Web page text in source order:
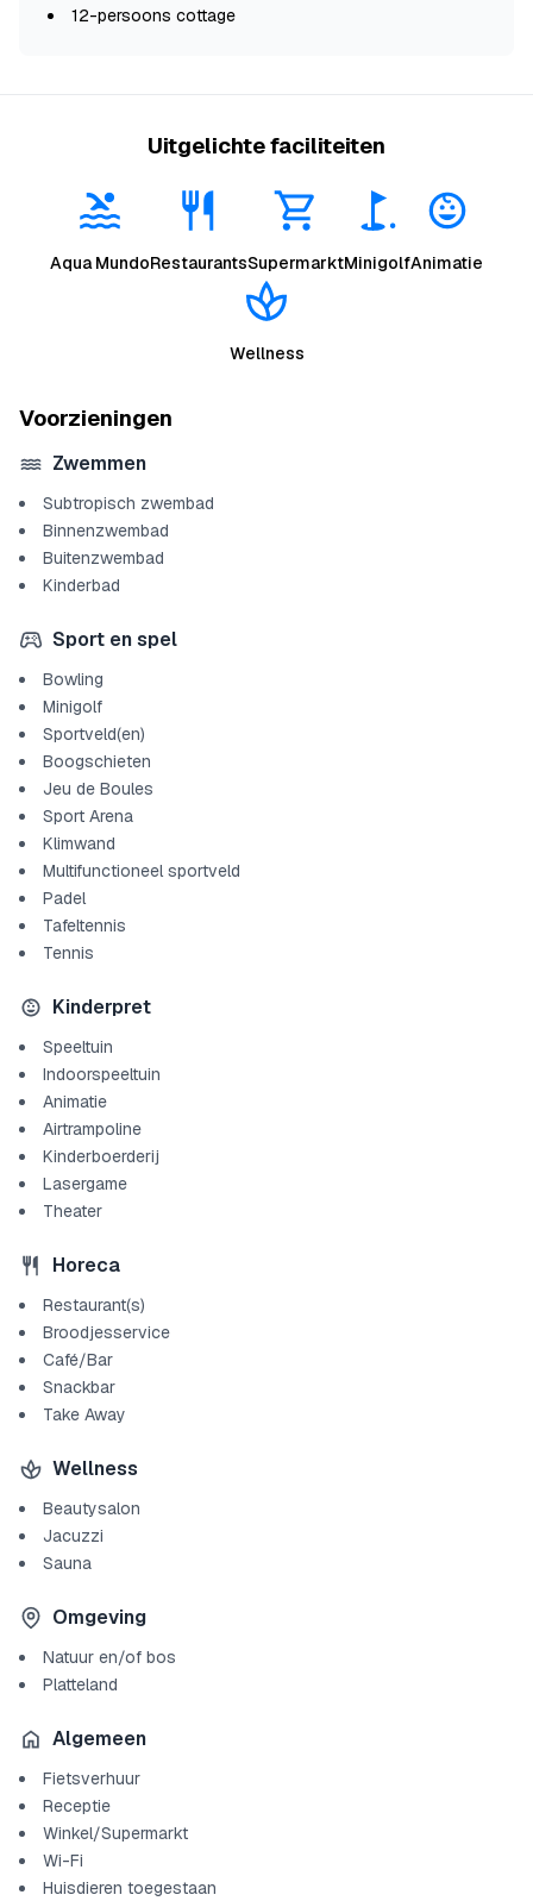
12-persoons cottage
Uitgelichte faciliteiten
Aqua MundoRestaurantsSupermarktMinigolfAnimatie
Wellness
Voorzieningen
Zwemmen
Subtropisch zwembad
Binnenzwembad
Buitenzwembad
Kinderbad
Sport en spel
Bowling
Minigolf
Sportveld(en)
Boogschieten
Jeu de Boules
Sport Arena
Klimwand
Multifunctioneel sportveld
Padel
Tafeltennis
Tennis
Kinderpret
Speeltuin
Indoorspeeltuin
Animatie
Airtrampoline
Kinderboerderij
Lasergame
Theater
Horeca
Restaurant(s)
Broodjesservice
Café/Bar
Snackbar
Take Away
Wellness
Beautysalon
Jacuzzi
Sauna
Omgeving
Natuur en/of bos
Platteland
Algemeen
Fietsverhuur
Receptie
Winkel/Supermarkt
Wi-Fi
Huisdieren toegestaan